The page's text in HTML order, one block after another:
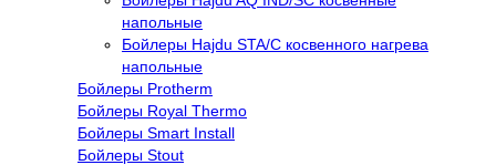
напольные
Бойлеры Hajdu STA/C косвенного нагрева
напольные
Бойлеры Protherm
Бойлеры Royal Thermo
Бойлеры Smart Install
Бойлеры Stout